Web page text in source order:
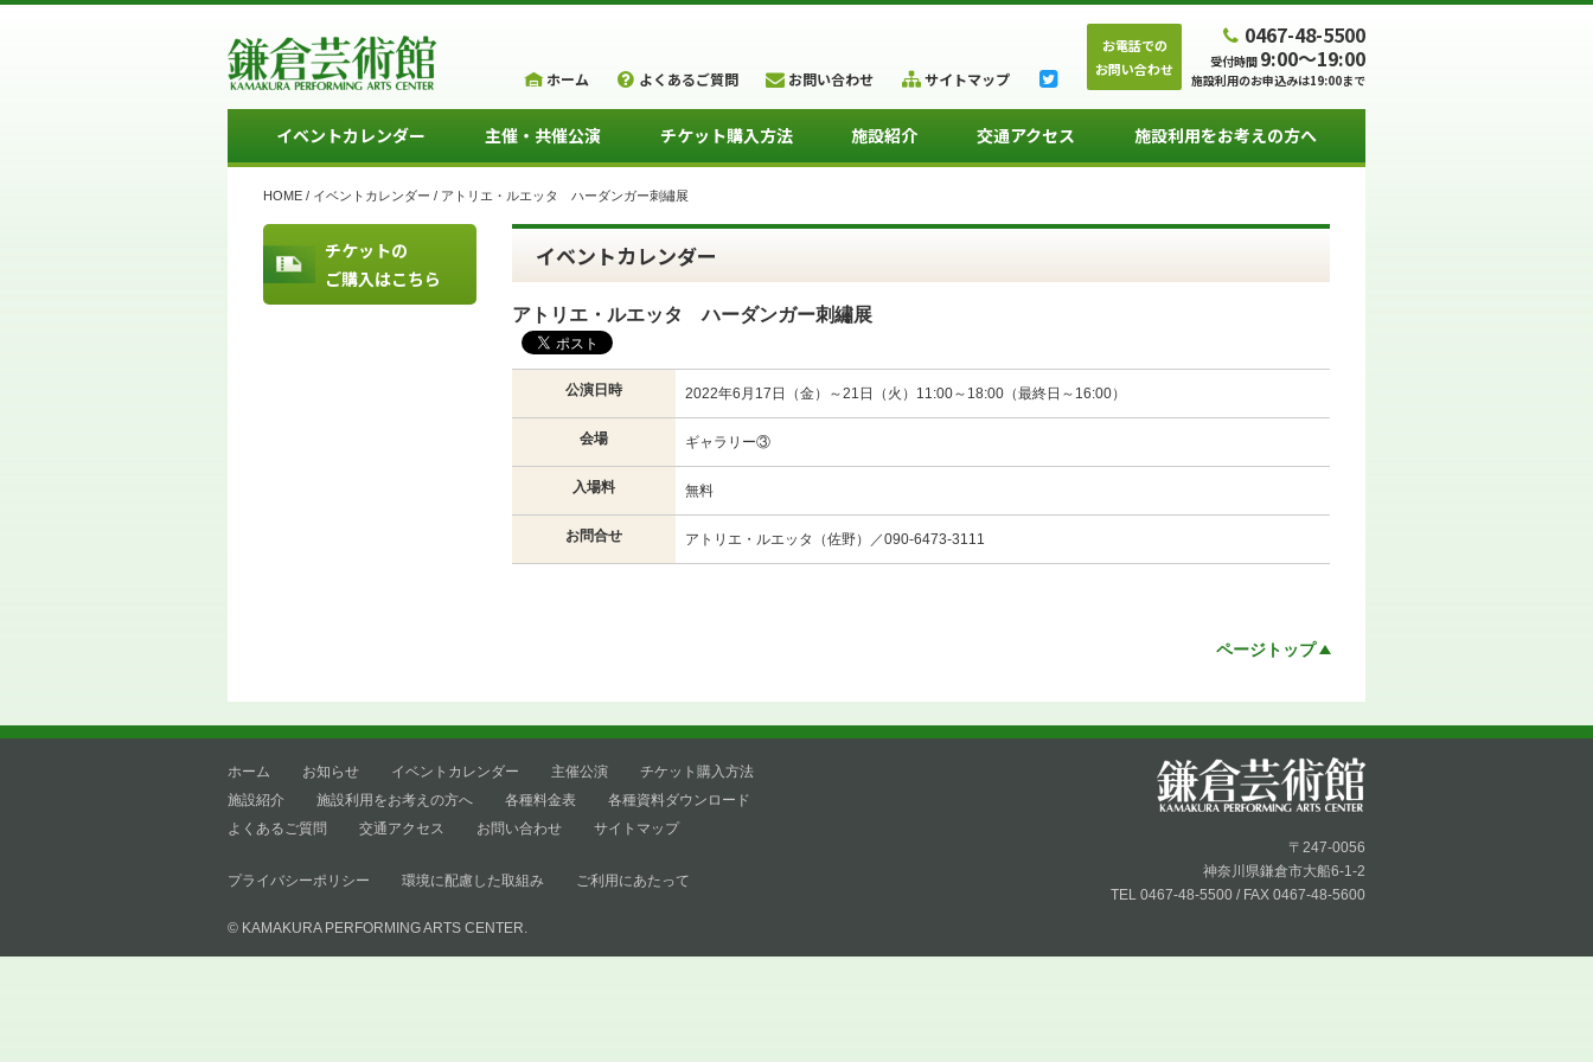
ホーム よくあるご質問 お問い合わせ サイトマップ
お電話での
お問い合わせ
0467-48-5500
受付時間 9:00～19:00
施設利用のお申込みは19:00まで
イベントカレンダー 主催・共催公演 チケット購入方法 施設紹介 交通アクセス 施設利用をお考えの方へ
HOME / イベントカレンダー / アトリエ・ルエッタ ハーダンガー刺繡展
チケットの
ご購入はこちら
イベントカレンダー
アトリエ・ルエッタ ハーダンガー刺繡展
公演日時 2022年6月17日（金）～21日（火）11:00～18:00（最終日～16:00）
会場 ギャラリー③
入場料 無料
お問合せ アトリエ・ルエッタ（佐野）／090-6473-3111
ページトップ
ホーム お知らせ イベントカレンダー 主催公演
チケット購入方法
施設紹介
施設利用をお考えの方へ 各種料金表
各種資料ダウンロード
よくあるご質問
交通アクセス お問い合わせ サイトマップ
プライバシーポリシー 環境に配慮した取組み ご利用にあたって
© KAMAKURA PERFORMING ARTS CENTER.
〒247-0056
神奈川県鎌倉市大船6-1-2
TEL 0467-48-5500 / FAX 0467-48-5600